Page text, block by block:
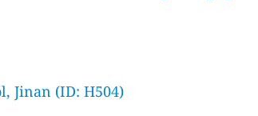
Jinan (ID: H504)